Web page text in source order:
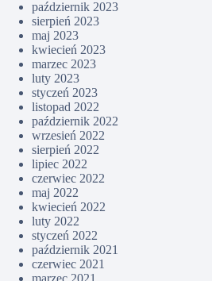
październik 2023
sierpień 2023
maj 2023
kwiecień 2023
marzec 2023
luty 2023
styczeń 2023
listopad 2022
październik 2022
wrzesień 2022
sierpień 2022
lipiec 2022
czerwiec 2022
maj 2022
kwiecień 2022
luty 2022
styczeń 2022
październik 2021
czerwiec 2021
marzec 2021